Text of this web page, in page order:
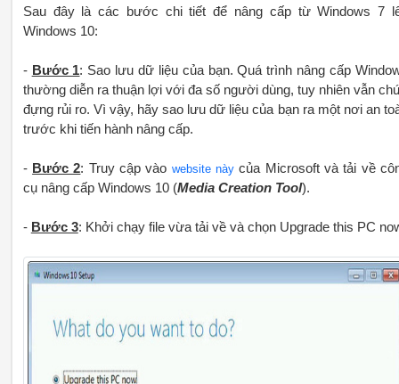
Sau đây là các bước chi tiết để nâng cấp từ Windows 7
Windows 10:
- Bước 1: Sao lưu dữ liệu của bạn. Quá trình nâng cấp
thường diễn ra thuận lợi với đa số người dùng, tuy nhiên vẫn
đựng rủi ro. Vì vậy, hãy sao lưu dữ liệu của bạn ra một nơi an
trước khi tiến hành nâng cấp.
- Bước 2: Truy cập vào website này của Microsoft và tải về
cụ nâng cấp Windows 10 (Media Creation Tool).
- Bước 3: Khởi chạy file vừa tải về và chọn Upgrade this PC